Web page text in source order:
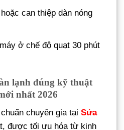
can thiệp dàn nóng
ở chế độ quạt 30 phút
lạnh đúng kỹ thuật
nhất 2026
chuyên gia tại Sửa
được tối ưu hóa từ kinh